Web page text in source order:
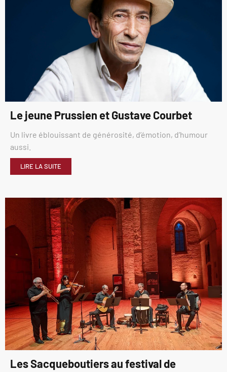
Le jeune Prussien et Gustave Courbet
Un livre éblouissant de générosité, d’émotion, d’humour
aussi.
LIRE LA SUITE
Les Sacqueboutiers au festival de